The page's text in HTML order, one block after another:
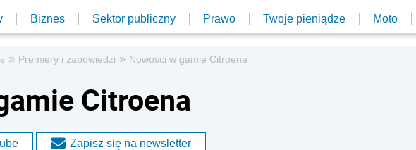
Biznes Sektor publiczny Prawo Twoje pieniądze Moto
» Premiery i zapowiedzi » Nowości w gamie Citroena
Citroena
Zapisz się na newsletter